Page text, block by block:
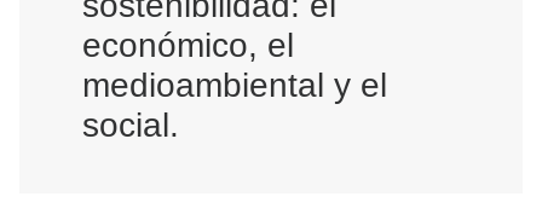
económico, el
medioambiental y el
social.